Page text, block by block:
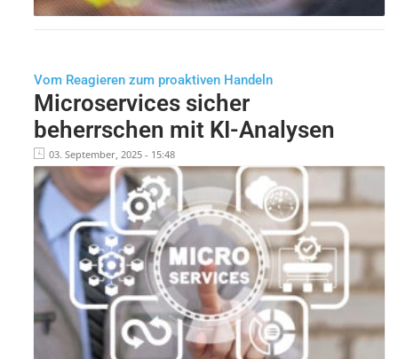
Vom Reagieren zum proaktiven Handeln
Microservices sicher
beherrschen mit KI-Analysen
03. September, 2025 - 15:48